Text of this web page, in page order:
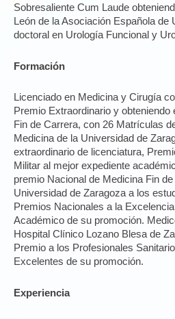
Sobresaliente Cum Laude
León de la Asociación Española de
doctoral en Urología Funcional y
Formación
Licenciado en Medicina y Cirugía
Premio Extraordinario y obteniendo
Fin de Carrera, con 26 Matrículas
Medicina de la Universidad de
extraordinario de licenciatura,
Militar al mejor expediente
premio Nacional de Medicina Fin
Universidad de Zaragoza a los
Premios Nacionales a la
Académico de su promoción.
Hospital Clínico Lozano Blesa de
Premio a los Profesionales
Excelentes de su promoción.
Experiencia